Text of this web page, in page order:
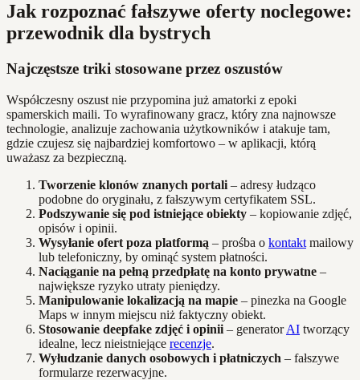
Jak rozpoznać fałszywe oferty noclegowe:
przewodnik dla bystrych
Najczęstsze triki stosowane przez oszustów
Współczesny oszust nie przypomina już amatorki z epoki
spamerskich maili. To wyrafinowany gracz, który zna najnowsze
technologie, analizuje zachowania użytkowników i atakuje tam,
gdzie czujesz się najbardziej komfortowo – w aplikacji, którą
uważasz za bezpieczną.
Tworzenie klonów znanych portali – adresy łudząco
podobne do oryginału, z fałszywym certyfikatem SSL.
Podszywanie się pod istniejące obiekty – kopiowanie zdjęć,
opisów i opinii.
Wysyłanie ofert poza platformą – prośba o kontakt mailowy
lub telefoniczny, by ominąć system płatności.
Naciąganie na pełną przedpłatę na konto prywatne –
największe ryzyko utraty pieniędzy.
Manipulowanie lokalizacją na mapie – pinezka na Google
Maps w innym miejscu niż faktyczny obiekt.
Stosowanie deepfake zdjęć i opinii – generatorAI tworzący
idealne, lecz nieistniejące recenzje.
Wyłudzanie danych osobowych i płatniczych – fałszywe
formularze rezerwacyjne.